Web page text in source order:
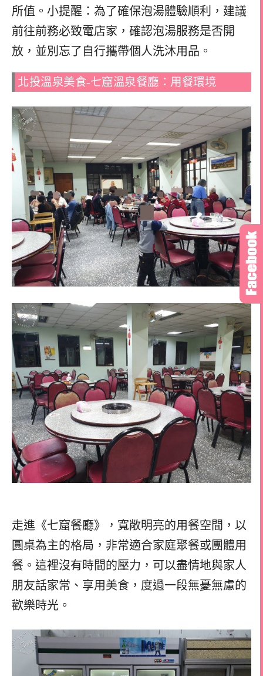
所值。小提醒：為了確保泡湯體驗順利，建議
前往前務必致電店家，確認泡湯服務是否開
放，並別忘了自行攜帶個人洗沐用品。
北投溫泉美食-七窟溫泉餐廳：用餐環境
走進《七窟餐廳》，寬敞明亮的用餐空間，以
圓桌為主的格局，非常適合家庭聚餐或團體用
餐。這裡沒有時間的壓力，可以盡情地與家人
朋友話家常、享用美食，度過一段無憂無慮的
歡樂時光。